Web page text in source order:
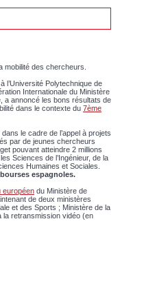
mobilité des chercheurs.
l’Université Polytechnique de
Internationale du Ministère
a annoncé les bons résultats de
dans le contexte du 7ème
le cadre de l’appel à projets
par de jeunes chercheurs
pouvant atteindre 2 millions
Sciences de l’Ingénieur, de la
Humaines et Sociales.
espagnoles.
européen du Ministère de
de deux ministères
et des Sports ; Ministère de la
la retransmission vidéo (en